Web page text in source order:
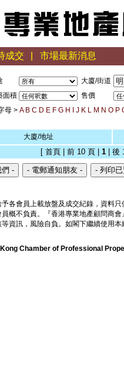
成交 市場最新消息
大廈/街道
面積
售價
母 > A B C D E F G H J K L M N O P
大廈/地址
[ 首頁 | 前 10 頁 |1 | 後
予各會員上載放盤及成交紀錄，資料
概不負責。『香港專業地產顧問商
資訊，風險自負。如閣下繼續使用
Chamber of Professional